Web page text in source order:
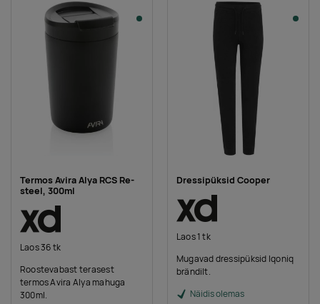
Termos Avira Alya RCS Re-
steel, 300ml
Laos 36 tk
Roostevabast terasest
termos Avira Alya mahuga
300ml.
Dressipüksid Cooper
Laos 1 tk
Mugavad dressipüksid Iqoniq
brändilt.
Näidis olemas